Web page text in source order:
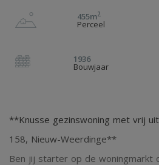
455m2
Perceel
1936
Bouwjaar
**Knusse gezinswoning met vrij
158, Nieuw-Weerdinge**
Ben jij starter op de woningmarkt